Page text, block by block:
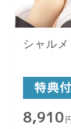
シャルメ
8,910